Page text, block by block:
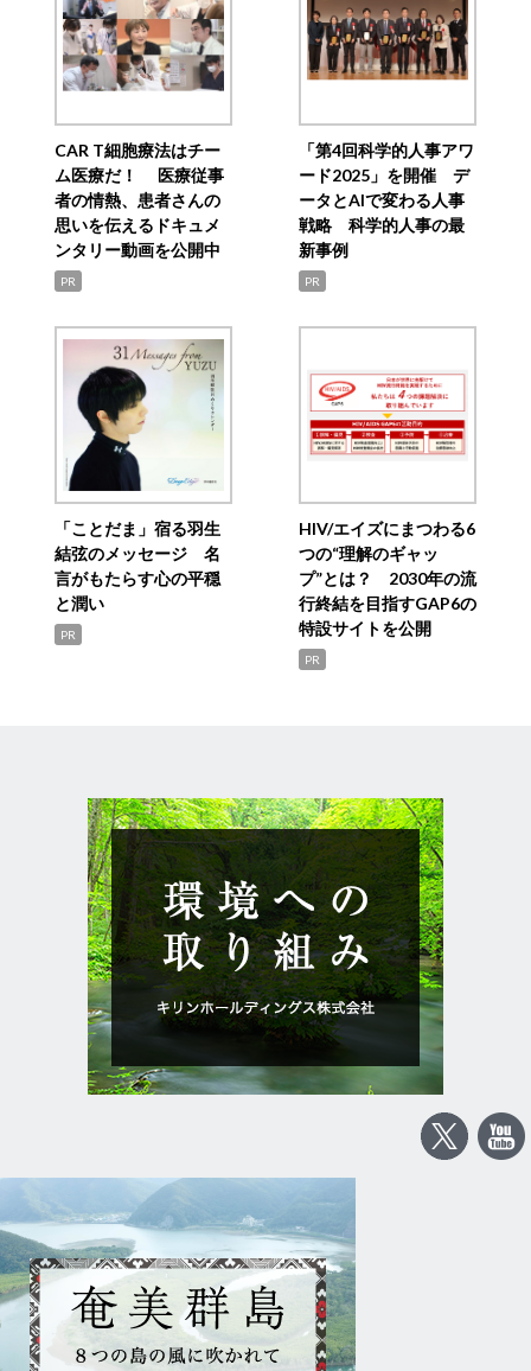
CAR T細胞療法はチー
ム医療だ！ 医療従事
者の情熱、患者さんの
思いを伝えるドキュメ
ンタリー動画を公開中
PR
「第4回科学的人事アワ
ード2025」を開催 デ
ータとAIで変わる人事
戦略 科学的人事の最
新事例
PR
「ことだま」宿る羽生
結弦のメッセージ 名
言がもたらす心の平穏
と潤い
PR
HIV/エイズにまつわる6
つの“理解のギャッ
プ”とは？ 2030年の流
行終結を目指すGAP6の
特設サイトを公開
PR